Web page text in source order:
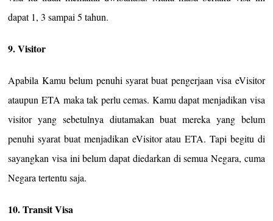
dapat 1, 3 sampai 5 tahun.
9. Visitor
Apabila Kamu belum penuhi syarat buat pengerjaan visa eVisitor
ataupun ETA maka tak perlu cemas. Kamu dapat menjadikan visa
visitor yang sebetulnya diutamakan buat mereka yang belum
penuhi syarat buat menjadikan eVisitor atau ETA. Tapi begitu di
sayangkan visa ini belum dapat diedarkan di semua Negara, cuma
Negara tertentu saja.
10. Transit Visa